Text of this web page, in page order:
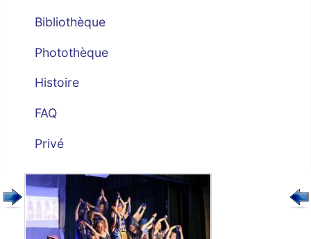
Bibliothèque
Photothèque
Histoire
FAQ
Privé